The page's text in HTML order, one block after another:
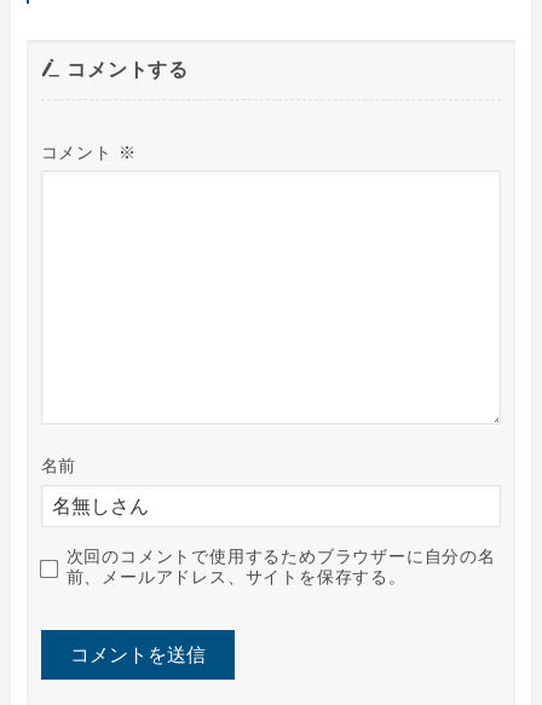
コメントする
コメント ※
名前
次回のコメントで使用するためブラウザーに自分の名
前、メールアドレス、サイトを保存する。